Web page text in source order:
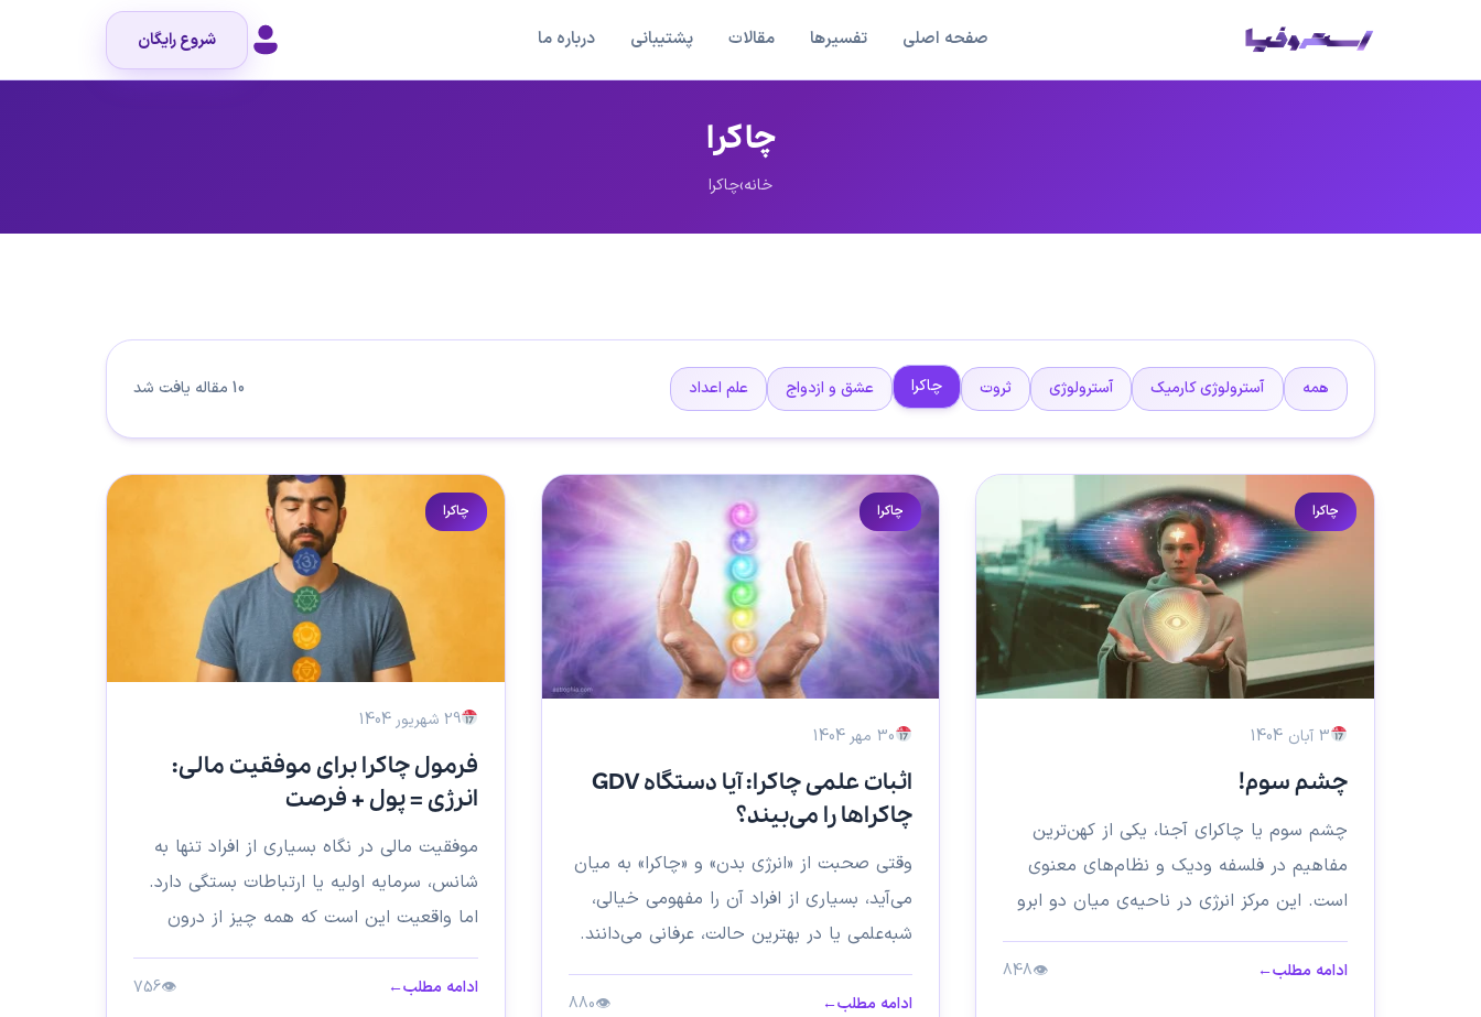
صفحه اصلی تفسیرها مقالات پشتیبانی درباره ما شروع رایگان
چاکرا
خانه›چاکرا
همه آسترولوژی کارمیک آسترولوژی ثروت چاکرا عشق و ازدواج علم اعداد 10 مقاله یافت شد
چاکرا
3 آبان 1404
چشم سوم!
چشم سوم یا چاکرای آجنا، یکی از کهن‌ترین
مفاهیم در فلسفه‌ ودیک و نظام‌های معنوی
است. این مرکز انرژی در ناحیه‌ی میان دو ابرو
قرار گرفته...
ادامه مطلب←
👁
848
چاکرا
30 مهر 1404
اثبات علمی چاکرا: آیا دستگاه GDV
چاکراها را می‌بیند؟
وقتی صحبت از «انرژی بدن» و «چاکرا» به میان
می‌آید، بسیاری از افراد آن را مفهومی خیالی،
شبه‌علمی یا در بهترین حالت، عرفانی می‌دانند.
ممکن است...
ادامه مطلب←
👁
880
چاکرا
29 شهریور 1404
فرمول چاکرا برای موفقیت مالی:
انرژی = پول + فرصت
موفقیت مالی در نگاه بسیاری از افراد تنها به
شانس، سرمایه اولیه یا ارتباطات بستگی دارد.
اما واقعیت این است که همه چیز از درون
ما...
ادامه مطلب←
👁
756